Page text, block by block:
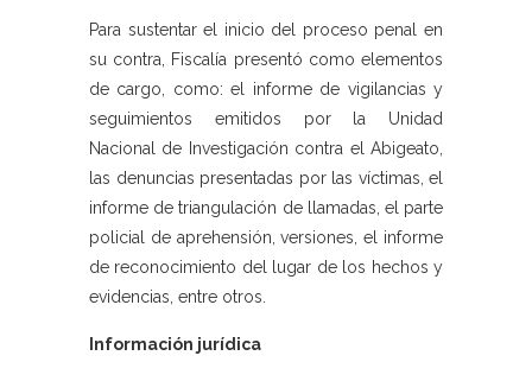
Para sustentar el inicio del proceso penal en
su contra, Fiscalía presentó como elementos
de cargo, como: el informe de vigilancias y
seguimientos emitidos por la Unidad
Nacional de Investigación contra el Abigeato,
las denuncias presentadas por las víctimas, el
informe de triangulación de llamadas, el parte
policial de aprehensión, versiones, el informe
de reconocimiento del lugar de los hechos y
evidencias, entre otros.
Información jurídica